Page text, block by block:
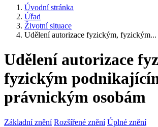
Úvodní stránka
Úřad
Životní situace
Udělení autorizace fyzickým, fyzickým...
Udělení autorizace
fyzickým
právnickým osobám
Základní znění Rozšířené znění Úplné znění